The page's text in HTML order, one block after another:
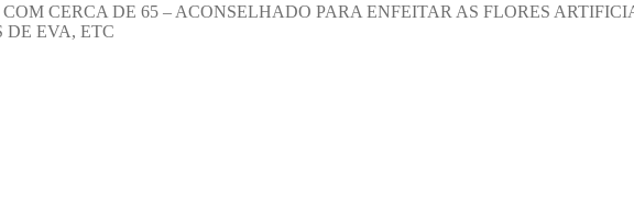
CERCA DE 65 – ACONSELHADO PARA ENFEITAR AS FLORES
DE EVA, ETC